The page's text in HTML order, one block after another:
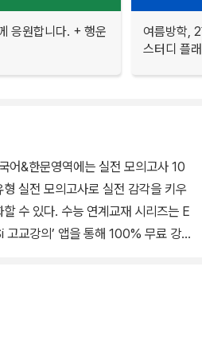
응원합니다. + 행운
여름방학,
스터디 플
어&한문영역에는 실전 모의고사 10
실전 모의고사로 실전 감각을 키우
수 있다. 수능 연계교재 시리즈는 E
교강의’ 앱을 통해 100% 무료 강의